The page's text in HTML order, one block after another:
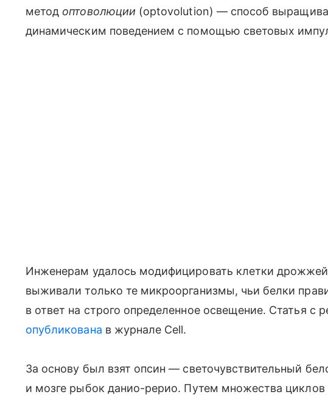
метод оптоволюции (optovolution) — способ
динамическим поведением с помощью световых
Инженерам удалось модифицировать клетки
выживали только те микроорганизмы, чьи белки
в ответ на строго определенное освещение. Статья с
опубликована в журнале Cell.
За основу был взят опсин — светочувствительный
и мозге рыбок данио-рерио. Путем множества циклов